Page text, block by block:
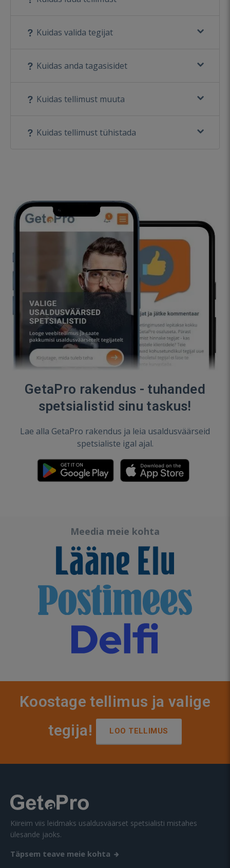
Kuidas valida tegijat
Kuidas anda tagasisidet
Kuidas tellimust muuta
Kuidas tellimust tühistada
GetaPro rakendus - tuhanded
spetsialistid sinu taskus!
Lae alla GetaPro rakendus ja leia usaldusväärseid
spetsialiste igal ajal.
Meedia meie kohta
Koostage tellimus ja valige
tegija!
LOO TELLIMUS
Kiireim viis leidmaks usaldusväärset spetsialisti mistahes
ülesande jaoks.
Täpsem teave meie kohta